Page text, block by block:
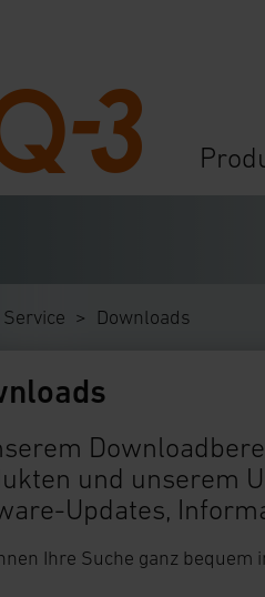
Service Downloads
und unserem
Updates,
Ihre Suche ganz bequem